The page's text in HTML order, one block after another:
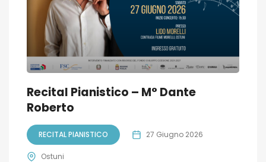
Recital Pianistico – M° Dante
Roberto
RECITAL PIANISTICO 27 Giugno 2026
Ostuni